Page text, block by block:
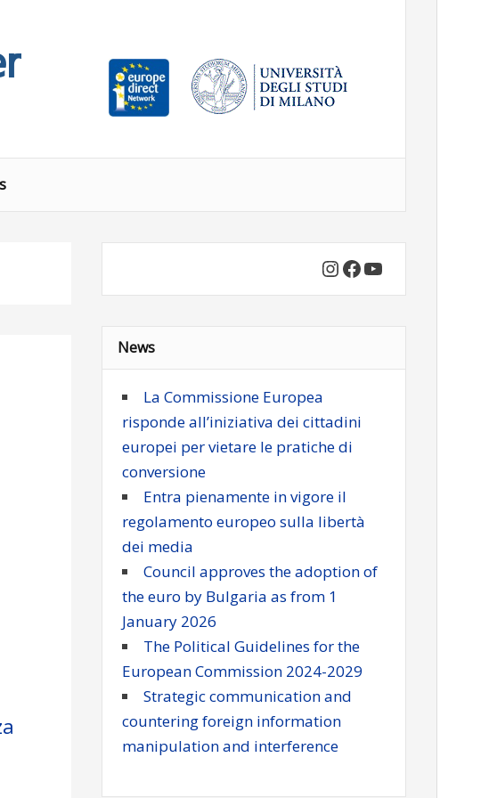
Instagram
Facebook
YouTube
News
La Commissione Europea
risponde all’iniziativa dei cittadini
europei per vietare le pratiche di
conversione
Entra pienamente in vigore il
regolamento europeo sulla libertà
dei media
Council approves the adoption of
the euro by Bulgaria as from 1
January 2026
The Political Guidelines for the
European Commission 2024-2029
Strategic communication and
countering foreign information
manipulation and interference